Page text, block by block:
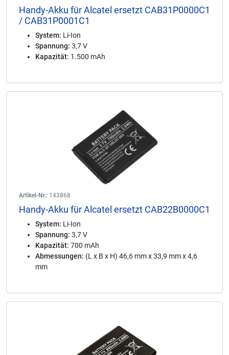
Handy-Akku für Alcatel ersetzt CAB31P0000C1
/ CAB31P0001C1
System: Li-Ion
Spannung: 3,7 V
Kapazität: 1.500 mAh
Artikel-Nr.: 143868
Handy-Akku für Alcatel ersetzt CAB22B0000C1
System: Li-Ion
Spannung: 3,7 V
Kapazität: 700 mAh
Abmessungen: (L x B x H) 46,6 mm x 33,9 mm x 4,6
mm